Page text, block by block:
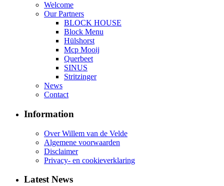
Welcome
Our Partners
BLOCK HOUSE
Block Menu
Hülshorst
Mcp Mooij
Querbeet
SINUS
Stritzinger
News
Contact
Information
Over Willem van de Velde
Algemene voorwaarden
Disclaimer
Privacy- en cookieverklaring
Latest News